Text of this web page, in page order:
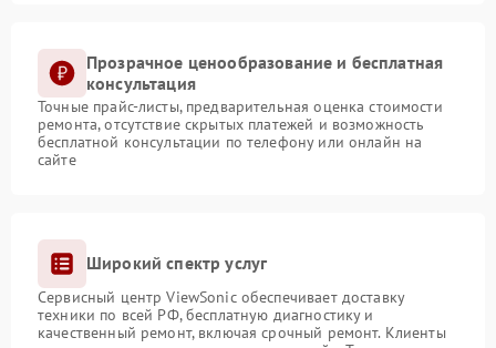
Прозрачное ценообразование и бесплатная
консультация
Точные прайс-листы, предварительная оценка стоимости
ремонта, отсутствие скрытых платежей и возможность
бесплатной консультации по телефону или онлайн на
сайте
Широкий спектр услуг
Сервисный центр ViewSonic обеспечивает доставку
техники по всей РФ, бесплатную диагностику и
качественный ремонт, включая срочный ремонт. Клиенты